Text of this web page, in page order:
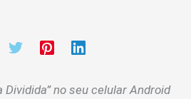
Dividida” no seu celular Android